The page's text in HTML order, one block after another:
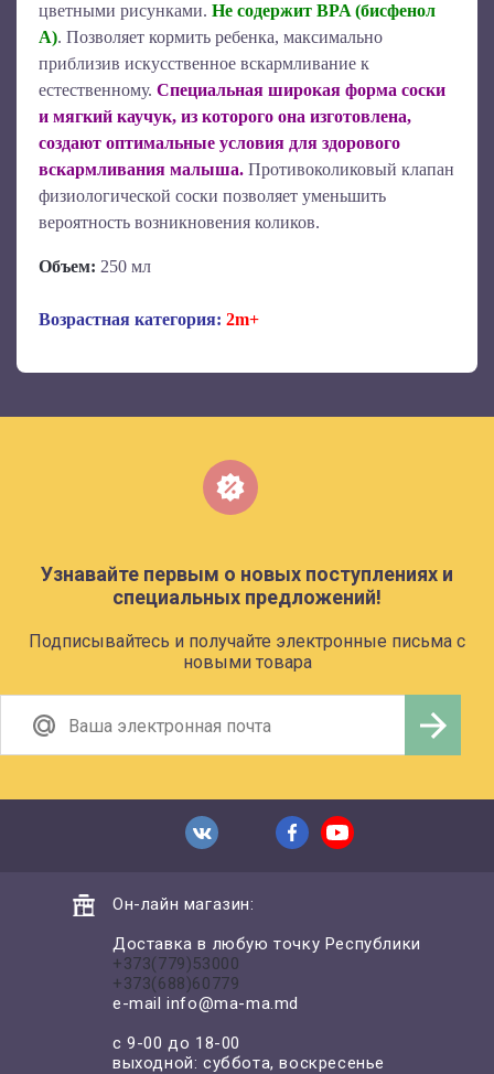
цветными рисунками. Не содержит BPA (бисфенол
А). Позволяет кормить ребенка, максимально
приблизив искусственное вскармливание к
естественному. Специальная широкая форма соски
и мягкий каучук, из которого она изготовлена,
создают оптимальные условия для здорового
вскармливания малыша. Противоколиковый клапан
физиологической соски позволяет уменьшить
вероятность возникновения коликов.
Объем: 250 мл
Возрастная категория: 2m+
Узнавайте первым о новых поступлениях и
специальных предложений!
Подписывайтесь и получайте электронные письма с
новыми товара
Он-лайн магазин:
Доставка в любую точку Республики
+373(779)53000
+373(688)60779
e-mailinfo@ma-ma.md
с 9-00 до 18-00
выходной: суббота, воскресенье